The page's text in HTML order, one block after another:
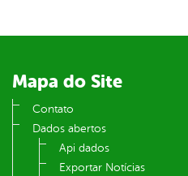
Mapa do Site
Contato
Dados abertos
Api dados
Exportar Notícias